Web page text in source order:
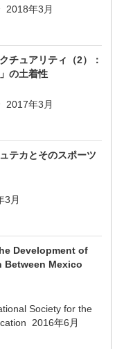
2018年3月
チュアリティ（2）：
の土着性
2017年3月
テカとそのスポーツ
3月
Development of
Between Mexico
Society for the
2016年6月